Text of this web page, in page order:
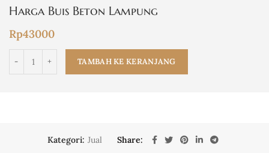
Harga Buis Beton Lampung
Rp43000
TAMBAH KE KERANJANG
Kategori: Jual Share